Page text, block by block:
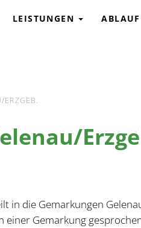
LEISTUNGEN ABLAUF
ERZGEB.
in die Gemarkungen
Gemarkung